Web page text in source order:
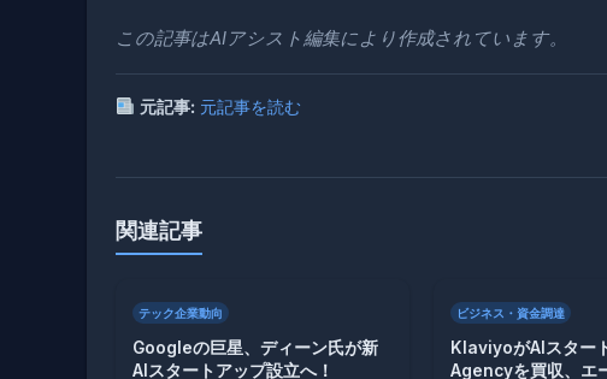
この記事はAIアシスト編集により作成されています。
元記事: 元記事を読む
関連記事
テック企業動向
Googleの巨星、ディーン氏が新
AIスタートアップ設立へ！
ビジネス・資金調達
KlaviyoがAIスター
Agencyを買収、エ